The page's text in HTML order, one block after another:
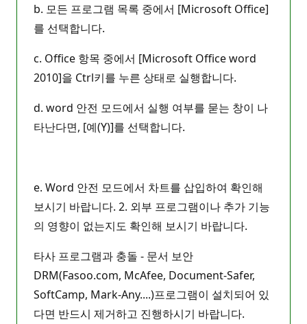
b. 모든 프로그램 목록 중에서 [Microsoft Office]
를 선택합니다.
c. Office 항목 중에서 [Microsoft Office word
2010]을 Ctrl키를 누른 상태로 실행합니다.
d. word 안전 모드에서 실행 여부를 묻는 창이 나
타난다면, [예(Y)]를 선택합니다.
e. Word 안전 모드에서 차트를 삽입하여 확인해
보시기 바랍니다. 2. 외부 프로그램이나 추가 기능
의 영향이 없는지도 확인해 보시기 바랍니다.
타사 프로그램과 충돌 - 문서 보안
DRM(Fasoo.com, McAfee, Document-Safer,
SoftCamp, Mark-Any....)프로그램이 설치되어 있
다면 반드시 제거하고 진행하시기 바랍니다.